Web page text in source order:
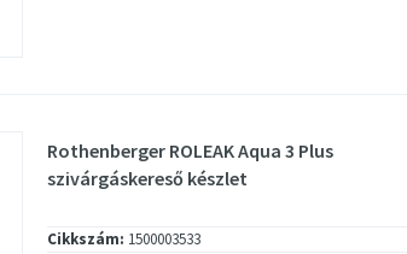
Rothenberger ROLEAK Aqua 3 Plus
szivárgáskereső készlet
Cikkszám: 1500003533